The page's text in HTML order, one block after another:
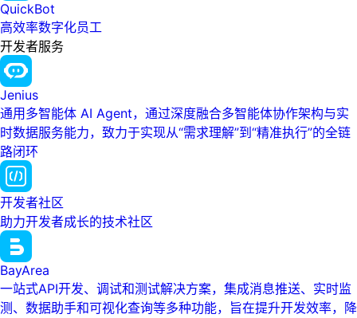
QuickBot
高效率数字化员工
开发者服务
Jenius
通用多智能体 AI Agent，通过深度融合多智能体协作架构与实
时数据服务能力，致力于实现从“需求理解”到“精准执行”的全链
路闭环
开发者社区
助力开发者成长的技术社区
BayArea
一站式API开发、调试和测试解决方案，集成消息推送、实时监
测、数据助手和可视化查询等多种功能，旨在提升开发效率，降